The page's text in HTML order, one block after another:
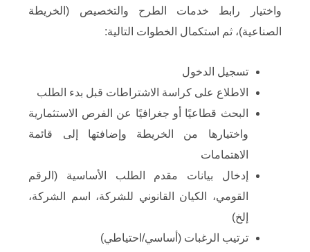
واختيار رابط خدمات الطرح والتخصيص (الخريطة
الصناعية)، ثم استكمال الخطوات التالية:
تسجيل الدخول
الاطلاع على كراسة الاشتراطات قبل بدء الطلب
البحث قطاعيًا أو جغرافيًا عن الفرص الاستثمارية
واختيارها من الخريطة وإضافتها إلى قائمة
الاهتمامات
إدخال بيانات مقدم الطلب الأساسية (الرقم
القومي، الكيان القانوني للشركة، اسم الشركة،
إلخ)
ترتيب الرغبات (أساسي/احتياطي)